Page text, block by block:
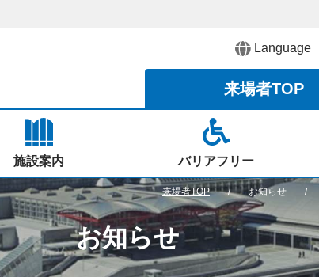
Language
来場者TOP
施設案内 バリアフリー
お知らせ
来場者TOP お知らせ